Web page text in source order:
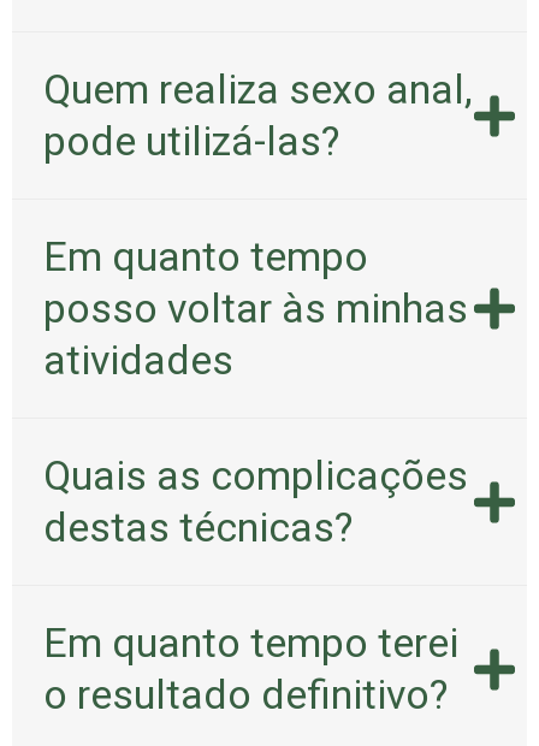
Quem realiza sexo anal,
pode utilizá-las?
Em quanto tempo
posso voltar às minhas
atividades
Quais as complicações
destas técnicas?
Em quanto tempo terei
o resultado definitivo?